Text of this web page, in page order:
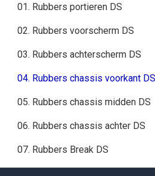
01. Rubbers portieren DS
02. Rubbers voorscherm DS
03. Rubbers achterscherm DS
04. Rubbers chassis voorkant DS
05. Rubbers chassis midden DS
06. Rubbers chassis achter DS
07. Rubbers Break DS